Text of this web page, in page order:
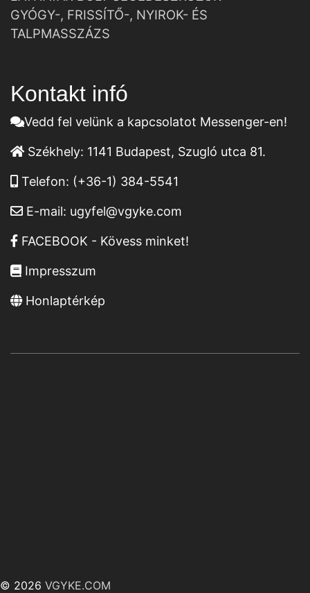
GYÓGY-, FRISSÍTŐ-, NYIROK- ÉS
TALPMASSZÁZS
Kontakt infó
Vedd fel velünk a kapcsolatot Messenger-en!
Székhely: 1141 Budapest, Szugló utca 81.
Telefon: (+36-1) 384-5541
E-mail: ugyfel@vgyke.com
FACEBOOK - Kövess minket!
Impresszum
Honlaptérkép
© 2026 VGYKE.COM